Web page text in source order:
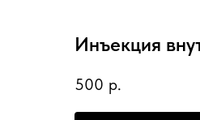
Инъекция
500 р.